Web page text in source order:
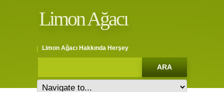
Limon Ağacı
Limon Ağacı Hakkında Herşey